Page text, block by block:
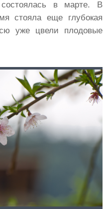
в марте. В
стояла еще глубокая
уже цвели плодовые